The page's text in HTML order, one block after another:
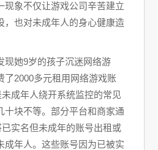
现象不仅让游戏公司辛苦建立
，也对未成年人的身心健康造
现她9岁的孩子沉迷网络游
了2000多元租用网络游戏账
未成年人绕开系统监控的常见
十块不等。部分平台和商家通
已实名但未成年的账号出租或
成年人。这些账号因为已被实